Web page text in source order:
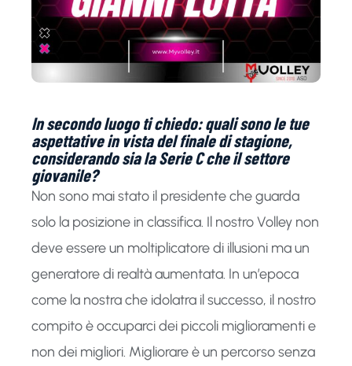
In secondo luogo ti chiedo: quali sono le tue
aspettative in vista del finale di stagione,
considerando sia la Serie C che il settore
giovanile?
Non sono mai stato il presidente che guarda
solo la posizione in classifica. Il nostro Volley non
deve essere un moltiplicatore di illusioni ma un
generatore di realtà aumentata. In un’epoca
come la nostra che idolatra il successo, il nostro
compito è occuparci dei piccoli miglioramenti e
non dei migliori. Migliorare è un percorso senza